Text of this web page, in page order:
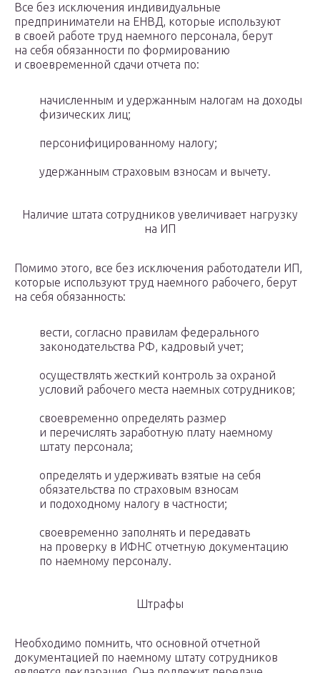
Все без исключения индивидуальные
предприниматели на ЕНВД, которые используют
в своей работе труд наемного персонала, берут
на себя обязанности по формированию
и своевременной сдачи отчета по:
начисленным и удержанным налогам на доходы
физических лиц;
персонифицированному налогу;
удержанным страховым взносам и вычету.
Наличие штата сотрудников увеличивает нагрузку
на ИП
Помимо этого, все без исключения работодатели ИП,
которые используют труд наемного рабочего, берут
на себя обязанность:
вести, согласно правилам федерального
законодательства РФ, кадровый учет;
осуществлять жесткий контроль за охраной
условий рабочего места наемных сотрудников;
своевременно определять размер
и перечислять заработную плату наемному
штату персонала;
определять и удерживать взятые на себя
обязательства по страховым взносам
и подоходному налогу в частности;
своевременно заполнять и передавать
на проверку в ИФНС отчетную документацию
по наемному персоналу.
Штрафы
Необходимо помнить, что основной отчетной
документацией по наемному штату сотрудников